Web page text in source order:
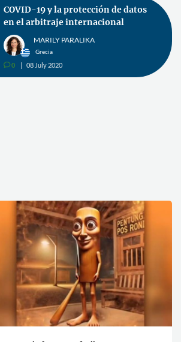
Libro: La comercialización jurídica
de un bufete de abogados
competente a uno competitivo.
Cómo lograrlo (Parte 1)